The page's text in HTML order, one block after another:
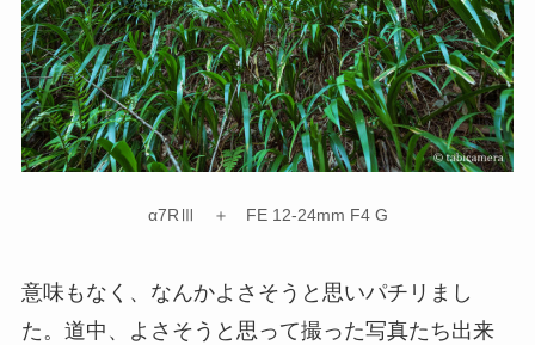
α7RⅢ ＋ FE 12-24mm F4 G
意味もなく、なんかよさそうと思いパチリまし
た。道中、よさそうと思って撮った写真たち出来